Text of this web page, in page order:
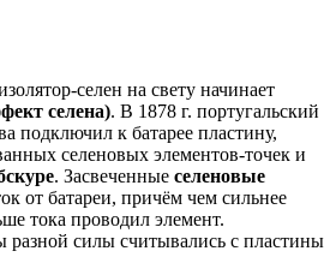
селен на свету начинает
селена). В 1878 г. португальский
подключил к батарее пластину,
селеновых элементов-точек и
. Засвеченные селеновые
от батареи, причём чем сильнее
тока проводил элемент.
разной силы считывались с пластины